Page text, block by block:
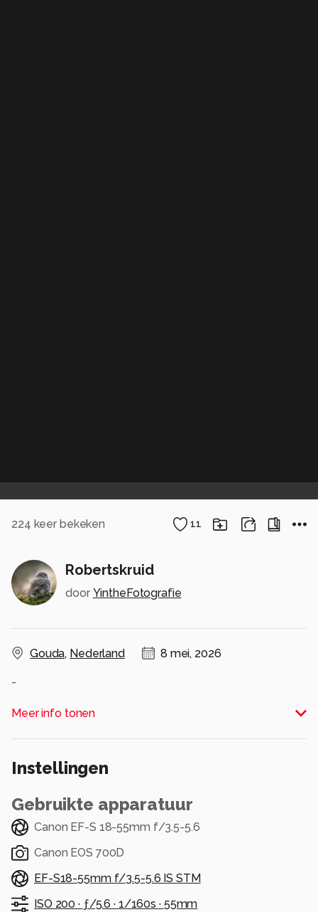
224 keer bekeken 11
Robertskruid
door YintheFotografie
Gouda, Nederland 8 mei, 2026
-
Alle rechten voorbehouden
Meer info tonen
Instellingen
Gebruikte apparatuur
Canon EF-S 18-55mm f/3.5-5.6
Canon EOS 700D
EF-S18-55mm f/3.5-5.6 IS STM
ISO 200 · ƒ/5.6 · 1/160s · 55mm